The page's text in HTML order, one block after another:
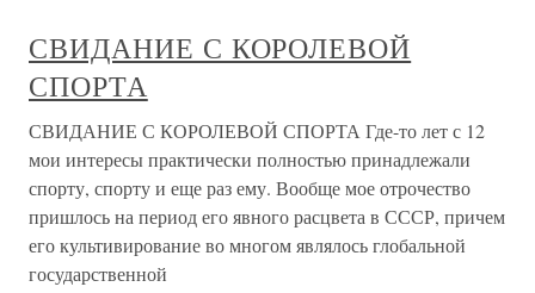
СВИДАНИЕ С КОРОЛЕВОЙ
СПОРТА
СВИДАНИЕ С КОРОЛЕВОЙ СПОРТА Где-то лет с 12
мои интересы практически полностью принадлежали
спорту, спорту и еще раз ему. Вообще мое отрочество
пришлось на период его явного расцвета в СССР, причем
его культивирование во многом являлось глобальной
государственной